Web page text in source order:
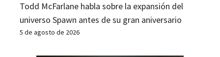
Todd McFarlane habla sobre la expansión del
universo Spawn antes de su gran aniversario
5 de agosto de 2026